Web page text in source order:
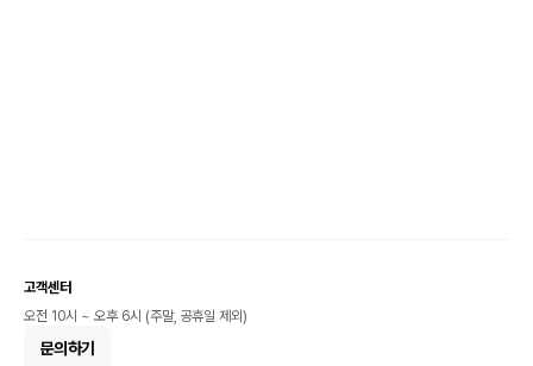
고객센터
오전 10시 ~ 오후 6시 (주말, 공휴일 제외)
문의하기